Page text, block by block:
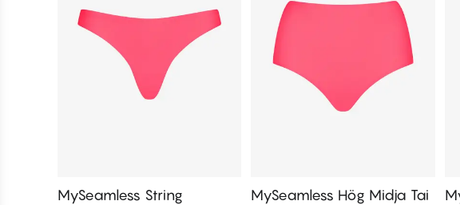
MySeamless String MySeamless Hög Midja Tai